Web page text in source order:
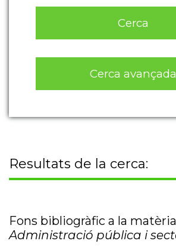
Cerca
Cerca avançada
Resultats de la cerca:
Fons bibliogràfic a la matèria
Administració pública i